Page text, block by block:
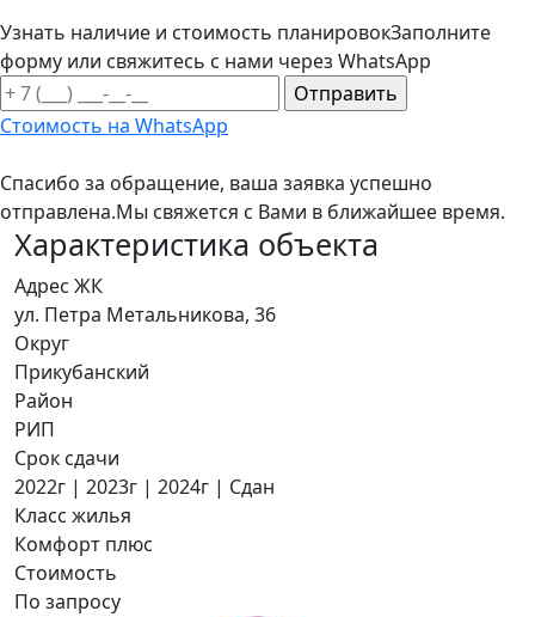
Узнать наличие и стоимость планировокЗаполните
форму или свяжитесь с нами через WhatsApp
Стоимость на WhatsApp
Спасибо за обращение, ваша заявка успешно
отправлена.Мы свяжется с Вами в ближайшее время.
Характеристика объекта
Адрес ЖК
ул. Петра Метальникова, 36
Округ
Прикубанский
Район
РИП
Срок сдачи
2022г | 2023г | 2024г | Сдан
Класс жилья
Комфорт плюс
Стоимость
По запросу